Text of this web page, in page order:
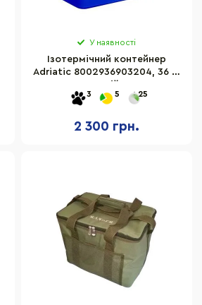
У наявності
Ізотермічний контейнер
Adriatic 8002936903204, 36 л,
3 5 25
2 300 грн.